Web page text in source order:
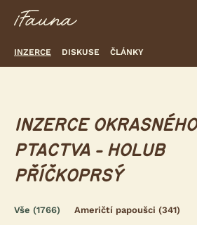
INZERCE DISKUSE ČLÁNKY
INZERCE OKRASNÉHO
PTACTVA - HOLUB
PŘÍČKOPRSÝ
Vše (1766) Američtí papoušci (341)